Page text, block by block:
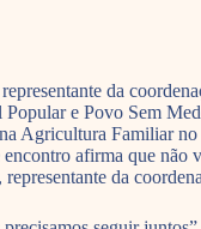
da
e Povo Sem
Agricultura
afirma que
da